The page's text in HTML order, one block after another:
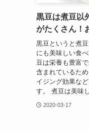
黒豆は煮豆以
がたくさん！
黒豆というと煮
にも美味しい食
豆は栄養も豊富
含まれているた
イジング効果な
す。 煮豆は美味
2020-03-17